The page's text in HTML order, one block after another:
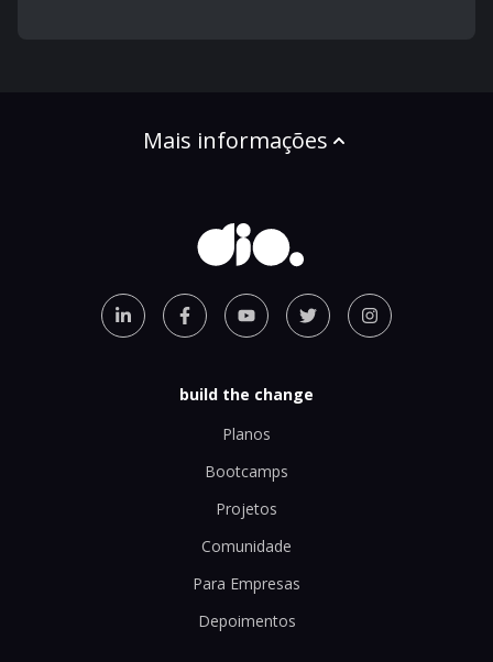
Mais informações
build the change
Planos
Bootcamps
Projetos
Comunidade
Para Empresas
Depoimentos